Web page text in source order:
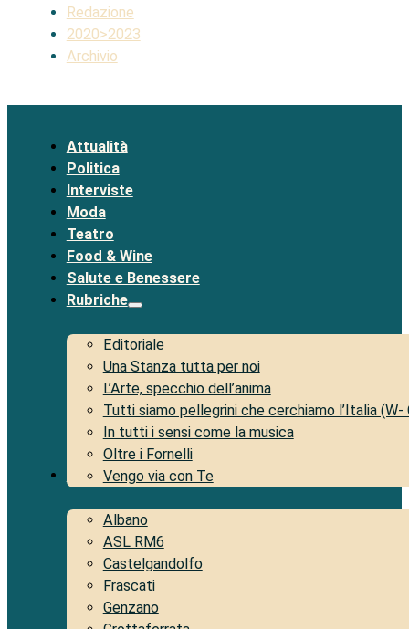
Redazione
2020>2023
Archivio
Attualità
Politica
Interviste
Moda
Teatro
Food & Wine
Salute e Benessere
Rubriche
Editoriale
Una Stanza tutta per noi
L’Arte, specchio dell’anima
Tutti siamo pellegrini che cerchiamo l’Italia (W-
In tutti i sensi come la musica
Oltre i Fornelli
Vengo via con Te
Territorio
Albano
ASL RM6
Castelgandolfo
Frascati
Genzano